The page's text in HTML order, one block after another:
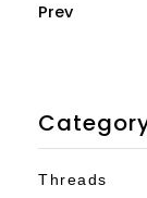
Prev
Threads